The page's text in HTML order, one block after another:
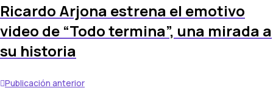
Ricardo Arjona estrena el emotivo
video de “Todo termina”, una mirada a
su historia
Publicación anterior